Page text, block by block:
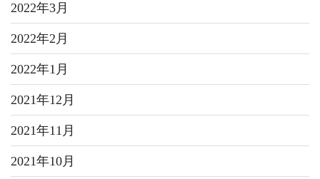
2022年3月
2022年2月
2022年1月
2021年12月
2021年11月
2021年10月